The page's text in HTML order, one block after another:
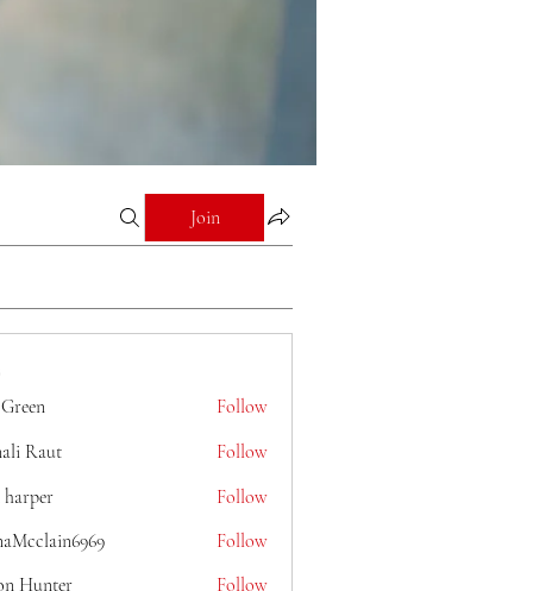
Join
Follow
Raut
Follow
harper
Follow
Follow
Hunter
Follow